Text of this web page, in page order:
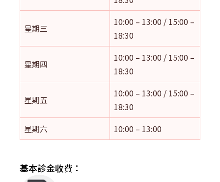
星期三
10:00 – 13:00 / 15:00 –
18:30
星期四
10:00 – 13:00 / 15:00 –
18:30
星期五
10:00 – 13:00 / 15:00 –
18:30
星期六
10:00 – 13:00
基本診金收費：